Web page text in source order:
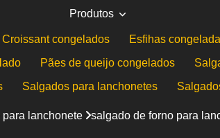
Produtos
Croissant congelados Esfihas
Pães de queijo congelados
Salgados para lanchonetes
lanchonete salgado de forno para